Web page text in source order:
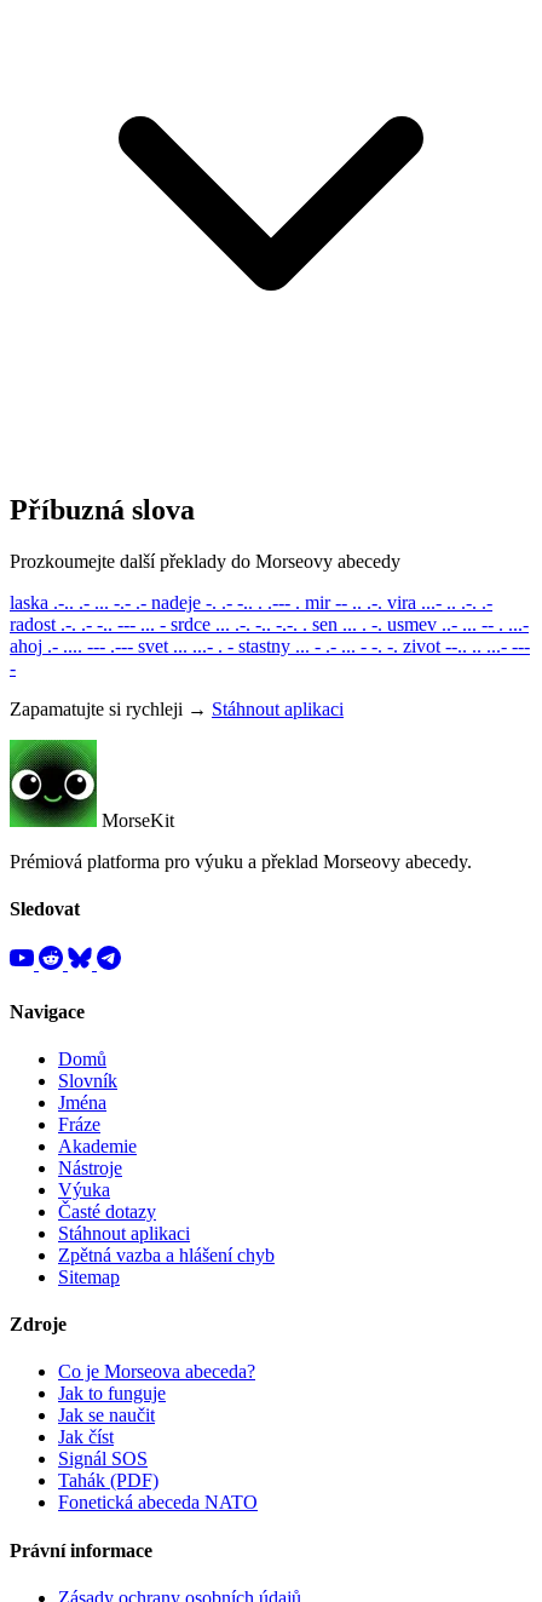
Příbuzná slova
Prozkoumejte další překlady do Morseovy abecedy
laska .-.. .- ... -.- .- nadeje -. .- -.. . .--- . mir -- .. .-. vira ...- .. .-. .-
radost .-. .- -.. --- ... - srdce ... .-. -.. -.-. . sen ... . -. usmev ..- ... -- . ...-
ahoj .- .... --- .--- svet ... ...- . - stastny ... - .- ... - -. -. zivot --.. .. ...- ---
-
Zapamatujte si rychleji → Stáhnout aplikaci
MorseKit
Prémiová platforma pro výuku a překlad Morseovy abecedy.
Sledovat
Navigace
Domů
Slovník
Jména
Fráze
Akademie
Nástroje
Výuka
Časté dotazy
Stáhnout aplikaci
Zpětná vazba a hlášení chyb
Sitemap
Zdroje
Co je Morseova abeceda?
Jak to funguje
Jak se naučit
Jak číst
Signál SOS
Tahák (PDF)
Fonetická abeceda NATO
Právní informace
Zásady ochrany osobních údajů